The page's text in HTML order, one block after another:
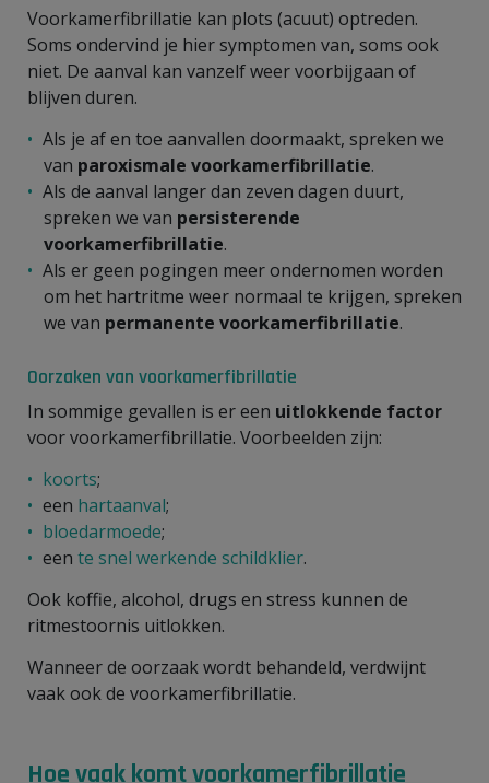
Voorkamerfibrillatie kan plots (acuut) optreden.
Soms ondervind je hier symptomen van, soms ook
niet. De aanval kan vanzelf weer voorbijgaan of
blijven duren.
Als je af en toe aanvallen doormaakt, spreken we
van paroxismale voorkamerfibrillatie.
Als de aanval langer dan zeven dagen duurt,
spreken we van persisterende
voorkamerfibrillatie.
Als er geen pogingen meer ondernomen worden
om het hartritme weer normaal te krijgen, spreken
we van permanente voorkamerfibrillatie.
Oorzaken van voorkamerfibrillatie
In sommige gevallen is er een uitlokkende factor
voor voorkamerfibrillatie. Voorbeelden zijn:
koorts;
een hartaanval;
bloedarmoede;
een te snel werkende schildklier.
Ook koffie, alcohol, drugs en stress kunnen de
ritmestoornis uitlokken.
Wanneer de oorzaak wordt behandeld, verdwijnt
vaak ook de voorkamerfibrillatie.
Hoe vaak komt voorkamerfibrillatie